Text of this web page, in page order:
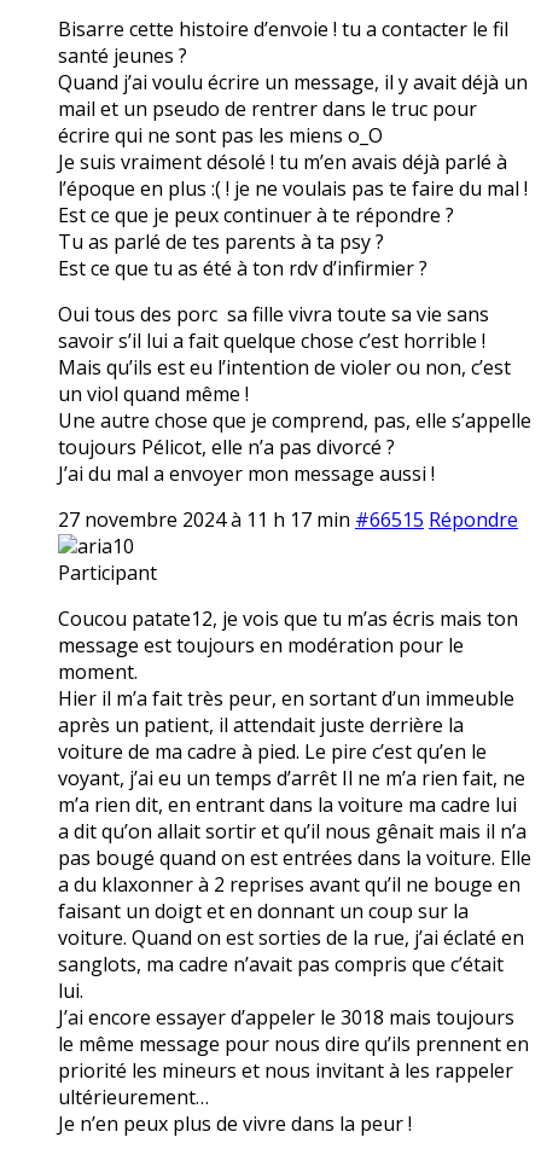
Bisarre cette histoire d’envoie ! tu a contacter le fil
santé jeunes ?
Quand j’ai voulu écrire un message, il y avait déjà un
mail et un pseudo de rentrer dans le truc pour
écrire qui ne sont pas les miens o_O
Je suis vraiment désolé ! tu m’en avais déjà parlé à
l’époque en plus :( ! je ne voulais pas te faire du mal !
Est ce que je peux continuer à te répondre ?
Tu as parlé de tes parents à ta psy ?
Est ce que tu as été à ton rdv d’infirmier ?
Oui tous des porc sa fille vivra toute sa vie sans
savoir s’il lui a fait quelque chose c’est horrible !
Mais qu’ils est eu l’intention de violer ou non, c’est
un viol quand même !
Une autre chose que je comprend, pas, elle s’appelle
toujours Pélicot, elle n’a pas divorcé ?
J’ai du mal a envoyer mon message aussi !
27 novembre 2024 à 11 h 17 min #66515 Répondre
aria10
Participant
Coucou patate12, je vois que tu m’as écris mais ton
message est toujours en modération pour le
moment.
Hier il m’a fait très peur, en sortant d’un immeuble
après un patient, il attendait juste derrière la
voiture de ma cadre à pied. Le pire c’est qu’en le
voyant, j’ai eu un temps d’arrêt Il ne m’a rien fait, ne
m’a rien dit, en entrant dans la voiture ma cadre lui
a dit qu’on allait sortir et qu’il nous gênait mais il n’a
pas bougé quand on est entrées dans la voiture. Elle
a du klaxonner à 2 reprises avant qu’il ne bouge en
faisant un doigt et en donnant un coup sur la
voiture. Quand on est sorties de la rue, j’ai éclaté en
sanglots, ma cadre n’avait pas compris que c’était
lui.
J’ai encore essayer d’appeler le 3018 mais toujours
le même message pour nous dire qu’ils prennent en
priorité les mineurs et nous invitant à les rappeler
ultérieurement…
Je n’en peux plus de vivre dans la peur !